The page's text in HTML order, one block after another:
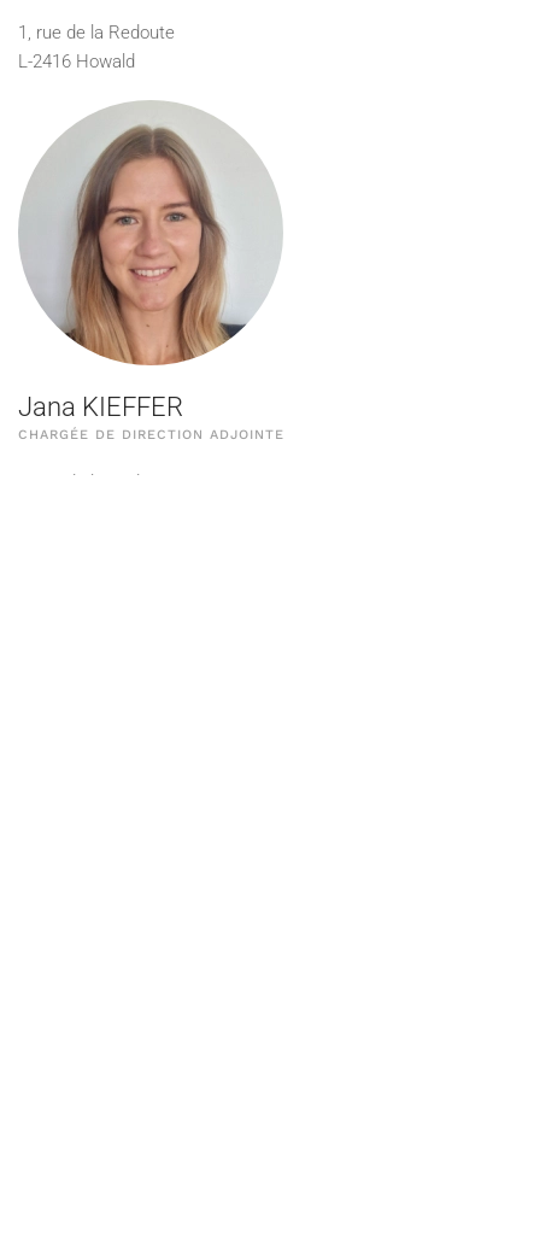
1, rue de la Redoute
L-2416 Howald
Jana KIEFFER
CHARGÉE DE DIRECTION ADJOINTE
1, rue de la Redoute